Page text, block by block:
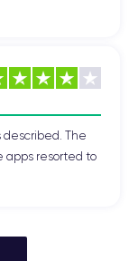
described. The
apps resorted to